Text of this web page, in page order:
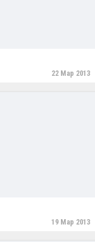
22 Мар 2013
19 Мар 2013